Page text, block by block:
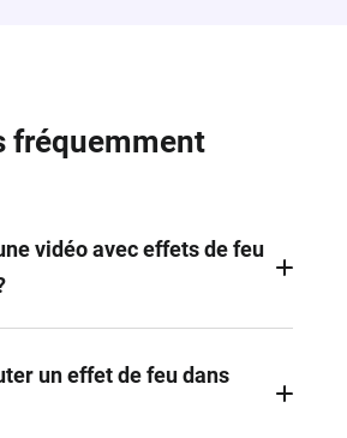
fréquemment
vidéo avec effets de feu
une vidéo avec effet de feu en
un effet de feu dans